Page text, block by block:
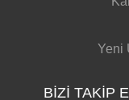
Yeni
BIZI TAKIP